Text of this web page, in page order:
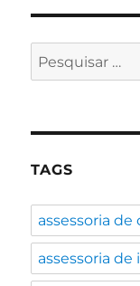
Pesquisar
por:
TAGS
assessoria
assessoria de